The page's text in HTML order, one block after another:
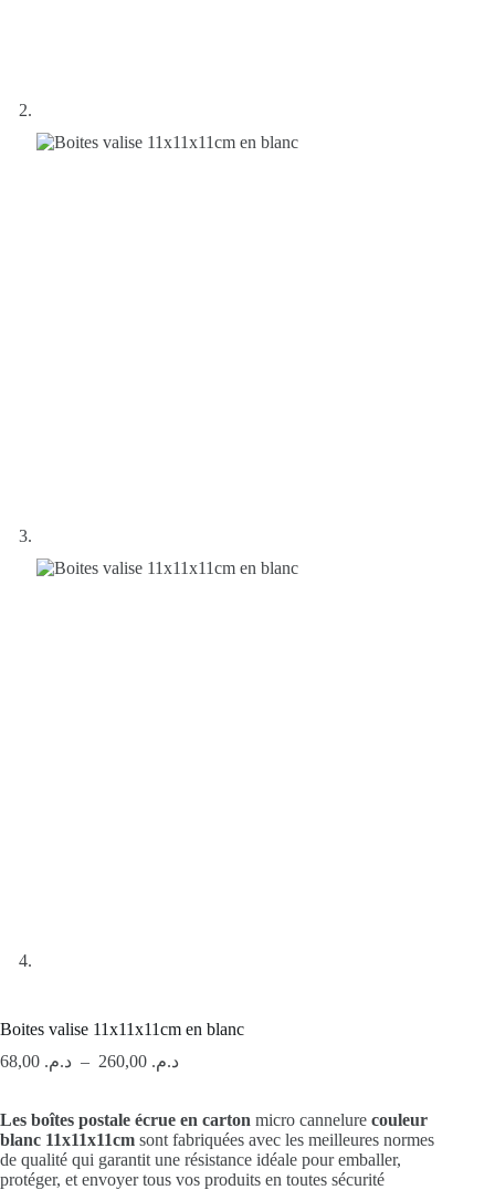
Boites valise 11x11x11cm en blanc
د.م. – د.م.
د.م. 68,00
à
د.م. 260,00
Les boîtes postale écrue en carton micro cannelure couleur
blanc 11x11x11cm sont fabriquées avec les meilleures normes
de qualité qui garantit une résistance idéale pour emballer,
protéger, et envoyer tous vos produits en toutes sécurité